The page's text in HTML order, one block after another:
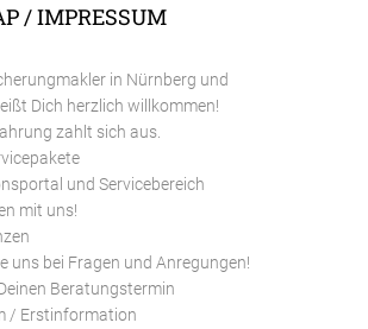
/ IMPRESSUM
in Nürnberg und
Dich herzlich willkommen!
zahlt sich aus.
und Servicebereich
mit uns!
uns bei Fragen und Anregungen!
Beratungstermin
/ Erstinformation